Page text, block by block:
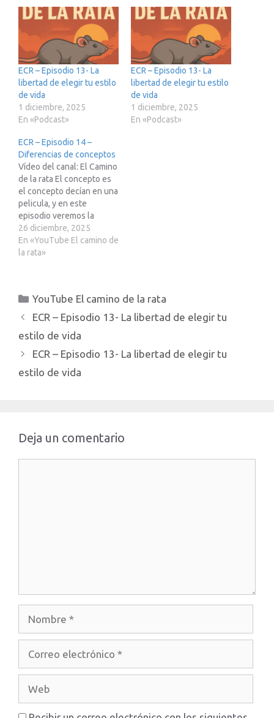
ECR – Episodio 13- La
libertad de elegir tu estilo
de vida
1 diciembre, 2025
En «Podcast»
ECR – Episodio 13- La
libertad de elegir tu estilo
de vida
1 diciembre, 2025
En «Podcast»
ECR – Episodio 14 –
Diferencias de conceptos
Vídeo del canal: El Camino
de la rata El concepto es
el concepto decían en una
pelicula, y en este
episodio veremos la
diferencia entre estar en
el camino, salir del camino,
tener libertad financiera, y
https://t.me/red23es?
Libro la…
26 diciembre, 2025
En «YouTube El camino de
la rata»
Categorías
YouTube El camino de la rata
ECR – Episodio 13- La libertad de elegir tu
estilo de vida
ECR – Episodio 13- La libertad de elegir tu
estilo de vida
Deja un comentario
electrónico